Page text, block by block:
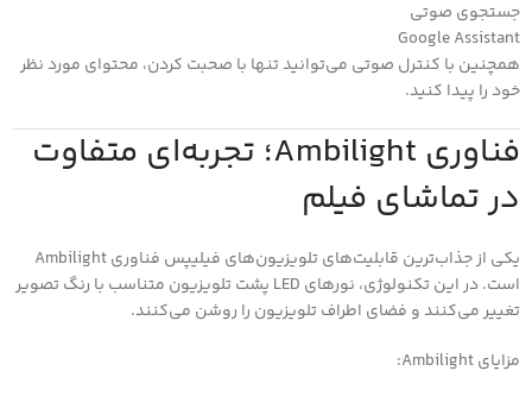
جستجوی صوتی
Google Assistant
همچنین با کنترل صوتی می‌توانید تنها با صحبت کردن، محتوای مورد نظر
خود را پیدا کنید.
فناوری Ambilight؛ تجربه‌ای متفاوت
در تماشای فیلم
یکی از جذاب‌ترین قابلیت‌های تلویزیون‌های فیلیپس فناوری Ambilight
است. در این تکنولوژی، نورهای LED پشت تلویزیون متناسب با رنگ تصویر
تغییر می‌کنند و فضای اطراف تلویزیون را روشن می‌کنند.
مزایای Ambilight: